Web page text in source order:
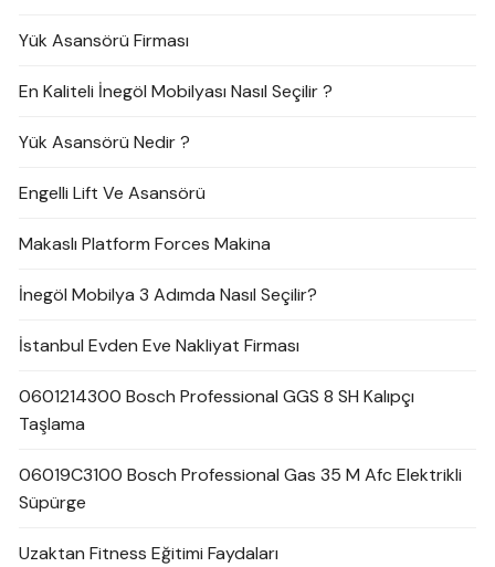
Yük Asansörü Firması
En Kaliteli İnegöl Mobilyası Nasıl Seçilir ?
Yük Asansörü Nedir ?
Engelli Lift Ve Asansörü
Makaslı Platform Forces Makina
İnegöl Mobilya 3 Adımda Nasıl Seçilir?
İstanbul Evden Eve Nakliyat Firması
0601214300 Bosch Professional GGS 8 SH Kalıpçı
Taşlama
06019C3100 Bosch Professional Gas 35 M Afc Elektrikli
Süpürge
Uzaktan Fitness Eğitimi Faydaları